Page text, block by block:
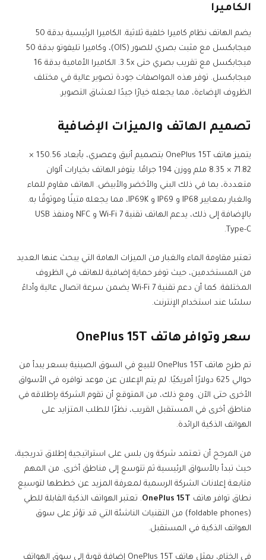
الكاميرا
يضم الهاتف نظام كاميرا خلفية ثلاثية. الكاميرا الرئيسية بدقة 50
ميجابكسل مع مثبت بصري للصور (OIS)، وكاميرا تليفوتو بدقة 50
ميجابكسل مع تقريب بصري حتى 3.5x. الكاميرا الأمامية بدقة 16
ميجابكسل. توفر هذه المواصفات جودة تصوير عالية في مختلف
الظروف الإضاءة، مما يجعله خيارًا جيدًا لعشاق التصوير.
تصميم الهاتف والميزات الإضافية
يتميز هاتف OnePlus 15T بتصميم أنيق وعصري، بأبعاد 150.56 ×
71.82 × 8.35 ملم ووزن 194 جرامًا. يتوفر الهاتف بخيارات ألوان
متعددة، بما في ذلك البني والأخضر والأبيض. الهاتف مقاوم للماء
والغبار بمعايير IP68 و IP69 و IP69K، مما يجعله متينًا وموثوقًا به.
بالإضافة إلى ذلك، يدعم الهاتف تقنية Wi-Fi 7 و NFC ومنفذ USB
Type-C.
تعتبر مقاومة الماء والغبار من الميزات الهامة التي يبحث عنها العديد
من المستخدمين، حيث توفر حماية إضافية للهاتف في الظروف
المختلفة. كما أن دعم تقنية Wi-Fi 7 يضمن سرعة اتصال عالية وأداءً
سلسًا عند استخدام الإنترنت.
سعر وتوافر هاتف OnePlus 15T
تم طرح هاتف OnePlus 15T للبيع في السوق الصينية بسعر يبدأ من
حوالي 625 دولارًا أمريكيًا. لم يتم الإعلان عن موعد توافره في الأسواق
الأخرى حتى الآن. ومع ذلك، من المتوقع أن تقوم الشركة بإطلاقه في
مناطق أخرى في المستقبل القريب، نظرًا للطلب المتزايد على
الهواتف الذكية الرائدة.
من المرجح أن تعتمد شركة ون بلس على استراتيجية إطلاق تدريجية،
حيث تبدأ بالأسواق الرئيسية ثم تتوسع إلى مناطق أخرى. من المهم
متابعة إعلانات الشركة الرسمية لمعرفة المزيد عن خططها لتوسيع
نطاق توافر هاتف OnePlus 15T. تعتبر الهواتف الذكية القابلة للطي
(foldable phones) من التقنيات الناشئة التي قد تؤثر على سوق
الهواتف الذكية في المستقبل.
في الختام، يمثل هاتف OnePlus 15T إضافة قوية إلى سوق الهواتف